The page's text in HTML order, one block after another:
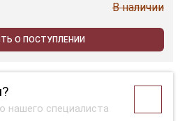
В наличии
О ПОСТУПЛЕНИИ
нашего специалиста